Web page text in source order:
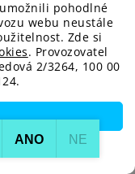
pohodlné
webu neustále
Zde si
. Provozovatel
2/3264, 100 00
ANO NE